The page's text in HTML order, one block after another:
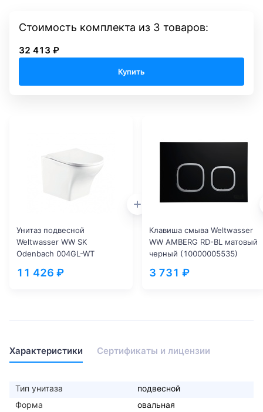
Унитаз подвесной
Weltwasser WW SK
Odenbach 004GL-WT
микролифтом белый
11 426 ₽
Клавиша смыва Weltwasser
WW AMBERG RD-BL матовый
черный (10000005535)
3 731 ₽
Стоимость комплекта из 3 товаров:
32 413 ₽
Купить
Характеристики Сертификаты и лицензии
Тип унитаза
подвесной
Форма
овальная